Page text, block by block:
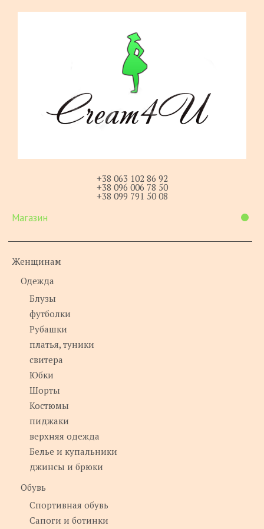
+38 063 102 86 92
+38 096 006 78 50
+38 099 791 50 08
Магазин
Женщинам
Одежда
Блузы
футболки
Рубашки
платья, туники
свитера
Юбки
Шорты
Костюмы
пиджаки
верхняя одежда
Белье и купальники
джинсы и брюки
Обувь
Спортивная обувь
Сапоги и ботинки